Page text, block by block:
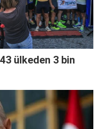
ülkeden 3 bin